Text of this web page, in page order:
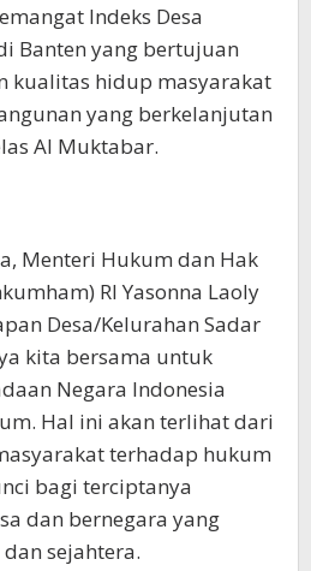
Indeks Desa
Banten yang bertujuan
kualitas hidup masyarakat
yang berkelanjutan
Al Muktabar.
Menteri Hukum dan Hak
RI Yasonna Laoly
Desa/Kelurahan Sadar
kita bersama untuk
Negara Indonesia
Hal ini akan terlihat dari
terhadap hukum
bagi terciptanya
dan bernegara yang
sejahtera.